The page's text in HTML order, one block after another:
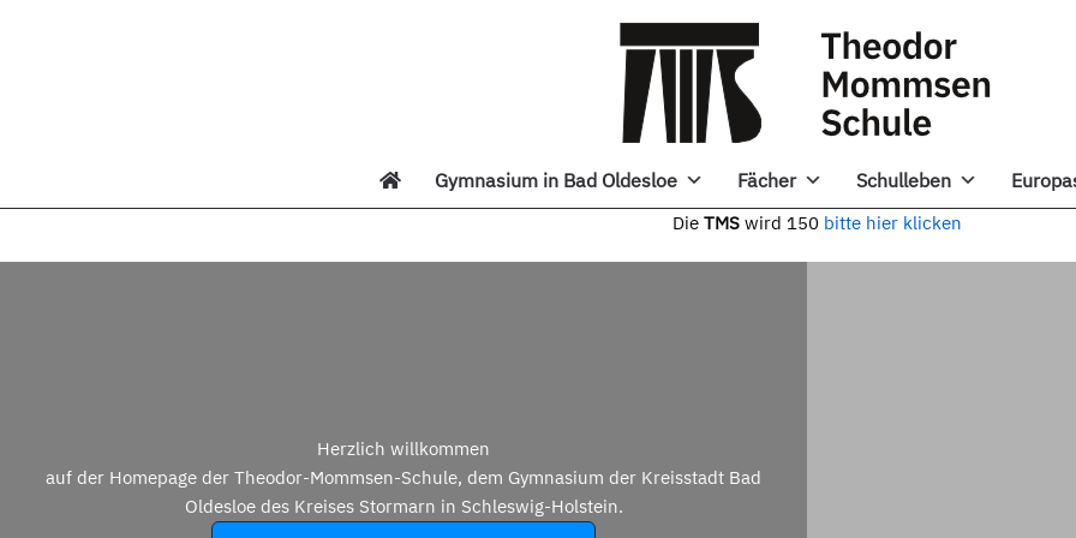
Gymnasium in Bad Oldesloe Fächer Schulleben
Die TMS wird 150 bitte hier klicken
Herzlich willkommen
auf der Homepage der Theodor-Mommsen-Schule, dem Gymnasium der Kreisstadt Bad
Oldesloe des Kreises Stormarn in Schleswig-Holstein.